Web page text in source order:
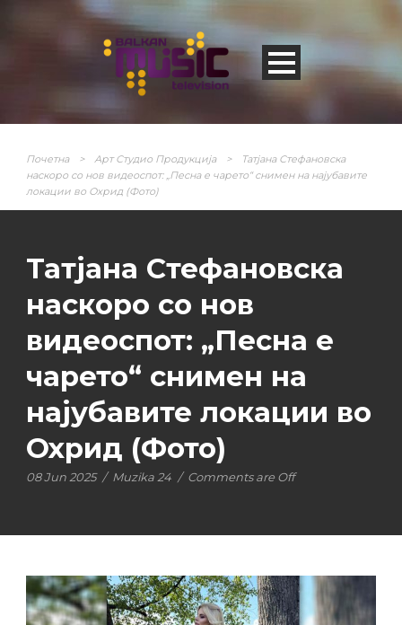
Почетна > Арт Студио Продукција >
Татјана Стефановска
наскоро со нов видеоспот: „Песна е чарето“ снимен на најубавите
локации во Охрид (Фото)
Татјана Стефановска
наскоро со нов
видеоспот: „Песна е
чарето“ снимен на
најубавите локации во
Охрид (Фото)
08 Jun 2025 / Muzika 24 / Comments are Off